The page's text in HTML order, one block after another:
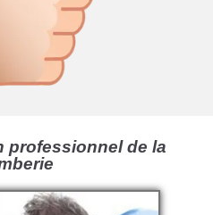
professionnel de la